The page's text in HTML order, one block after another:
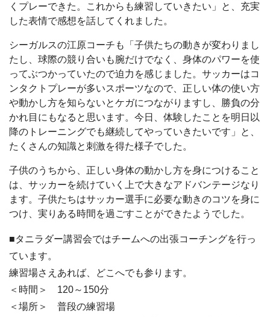
くプレーできた。これからも練習していきたい」と、充実
した表情で感想を話してくれました。
シーガルスの江原コーチも「子供たちの動きが変わりまし
たし、球際の競り合いも腕だけでなく、身体のパワーを使
ってぶつかっていたので迫力を感じました。サッカーはコ
ンタクトプレーが多いスポーツなので、正しい体の使い方
や動かし方を知らないとケガにつながりますし、勝負の分
かれ目にもなると思います。今日、体験したことを明日以
降のトレーニングでも継続してやっていきたいです」と、
たくさんの知識と刺激を得た様子でした。
子供のうちから、正しい身体の動かし方を身につけること
は、サッカーを続けていく上で大きなアドバンテージなり
ます。子供たちはサッカー選手に必要な動きのコツを身に
つけ、実りある時間を過ごすことができたようでした。
■タニラダー講習会ではチームへの出張コーチングを行っ
ています。
練習場さえあれば、どこへでも参ります。
＜時間＞ 120～150分
＜場所＞ 普段の練習場